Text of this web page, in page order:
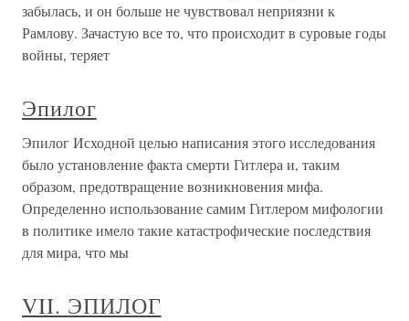
забылась, и он больше не чувствовал неприязни к
Рамлову. Зачастую все то, что происходит в суровые годы
войны, теряет
Эпилог
Эпилог Исходной целью написания этого исследования
было установление факта смерти Гитлера и, таким
образом, предотвращение возникновения мифа.
Определенно использование самим Гитлером мифологии
в политике имело такие катастрофические последствия
для мира, что мы
VII. ЭПИЛОГ